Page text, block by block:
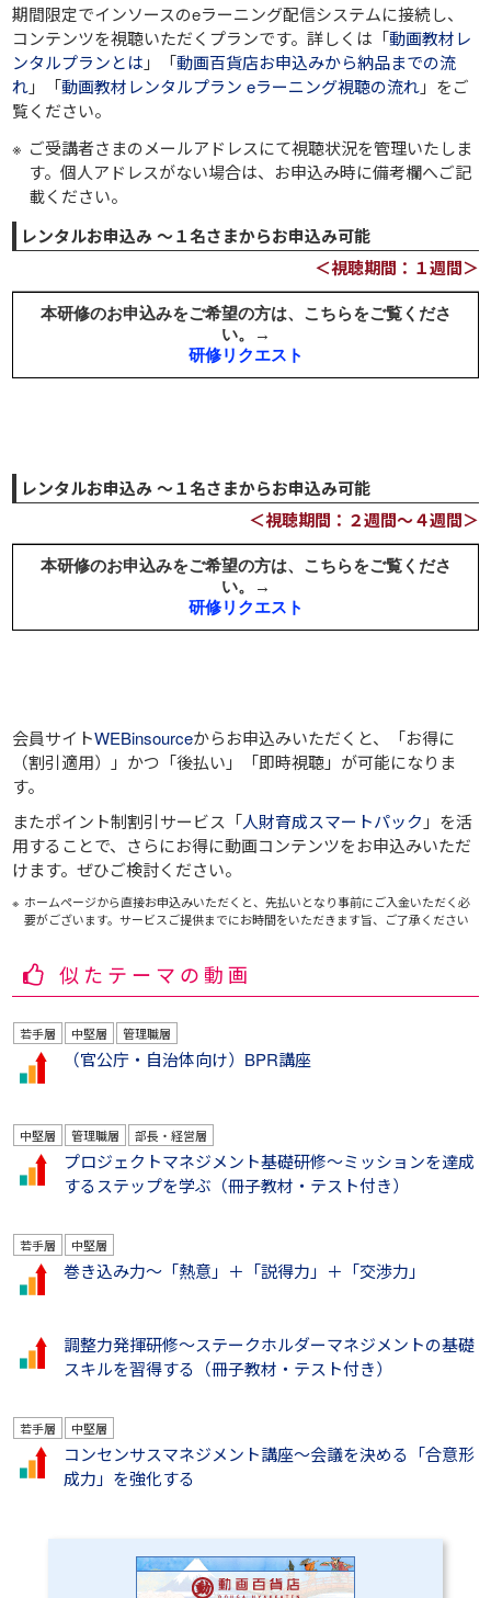
期間限定でインソースのeラーニング配信システムに接続し、
コンテンツを視聴いただくプランです。詳しくは「動画教材レ
ンタルプランとは 」「動画百貨店お申込みから納品までの流
れ」「動画教材レンタルプラン eラーニング視聴の流れ」をご
覧ください。
ご受講者さまのメールアドレスにて視聴状況を管理いたしま
す。個人アドレスがない場合は、お申込み時に備考欄へご記
載ください。
レンタルお申込み ～１名さまからお申込み可能
＜視聴期間：１週間＞
レンタルお申込み ～１名さまからお申込み可能
＜視聴期間：２週間～４週間＞
会員サイトWEBinsourceからお申込みいただくと、
「お得に
（割引適用）」 かつ 「後払い」 「即時視聴」 が可能になりま
す。
またポイント制割引サービス「人財育成スマートパック 」を活
用することで、さらにお得に動画コンテンツをお申込みいただ
けます。ぜひご検討ください。
ホームページから直接お申込みいただくと、先払いとなり事前にご入金いただく必
要がございます。サービスご提供までにお時間をいただきます旨、ご了承ください
似たテーマの動画
若手層 中堅層 管理職層
（官公庁・自治体向け）BPR講座
中堅層 管理職層 部長・経営層
プロジェクトマネジメント基礎研修～ミッションを達成
するステップを学ぶ（冊子教材・テスト付き）
若手層 中堅層
巻き込み力～「熱意」＋「説得力」＋「交渉力」
調整力発揮研修～ステークホルダーマネジメントの基礎
スキルを習得する（冊子教材・テスト付き）
若手層 中堅層
コンセンサスマネジメント講座～会議を決める「合意形
成力」を強化する